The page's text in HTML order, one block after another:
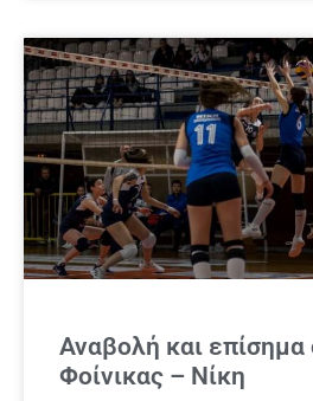
Αναβολή και
Φοίνικας – Νίκη